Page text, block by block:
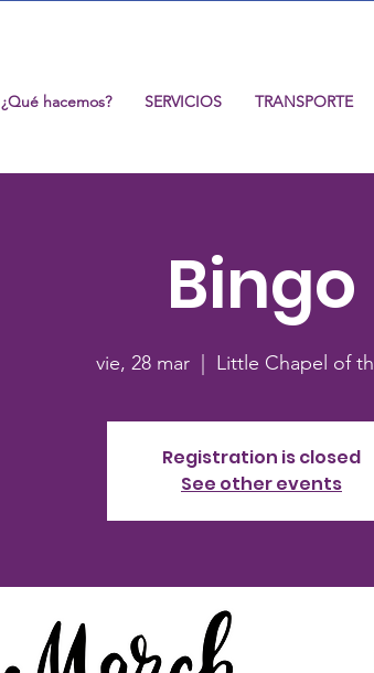
¿Qué hacemos? SERVICIOS TRANSPORTE
Bingo
vie, 28 mar Little Chapel of
Registration is closed
See other events